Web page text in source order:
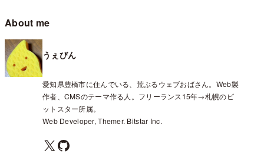
About me
うぇびん
愛知県豊橋市に住んでいる、荒ぶるウェブおばさん。Web製
作者、CMSのテーマ作る人。フリーランス15年→札幌のビ
ットスター所属。
Web Developer, Themer. Bitstar Inc.
X GitHub